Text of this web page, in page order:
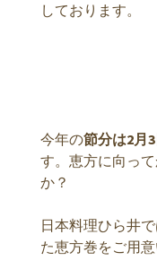
しております。
今年の節分は2月
す。恵方に向っ
か？
日本料理ひら井
た恵方巻をご用意